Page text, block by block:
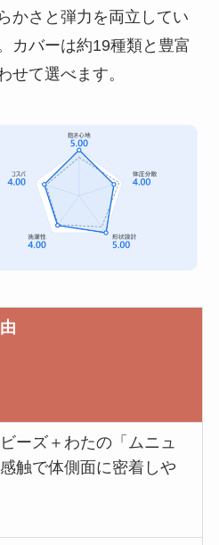
かさと弾力を両立してい
カバーは約19種類と豊富
せて選べます。
ーズ＋わたの「ムニュ
触で体側面に密着しや